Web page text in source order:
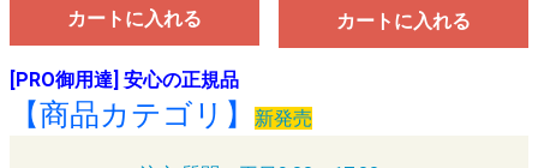
カートに入れる カートに入れる
[PRO御用達] 安心の正規品
【商品カテゴリ】 新発売